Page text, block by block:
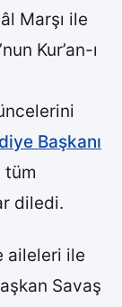
Marşı ile
Kur’an-ı
Başkanı
tüm
diledi.
aileleri ile
Savaş